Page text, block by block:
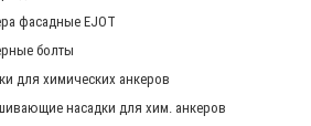
фасадные EJOT
болты
для химических анкеров
насадки для хим. анкеров